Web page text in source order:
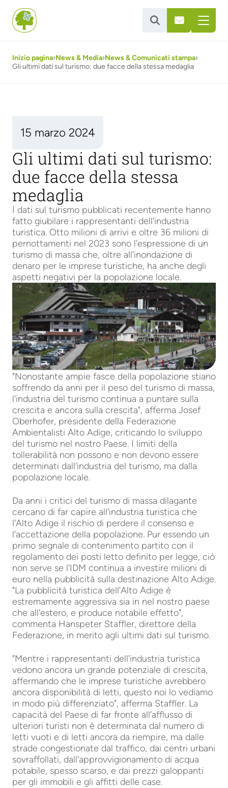
 
Inizio pagina›News & Media›News & Comunicati stampa›
Gli ultimi dati sul turismo: due facce della stessa medaglia
15 marzo 2024
Gli ultimi dati sul turismo:
due facce della stessa
medaglia
I dati sul turismo pubblicati recentemente hanno
fatto giubilare i rappresentanti dell'industria
turistica. Otto milioni di arrivi e oltre 36 milioni di
pernottamenti nel 2023 sono l'espressione di un
turismo di massa che, oltre all'inondazione di
denaro per le imprese turistiche, ha anche degli
aspetti negativi per la popolazione locale.
"Nonostante ampie fasce della popolazione stiano
soffrendo da anni per il peso del turismo di massa,
l'industria del turismo continua a puntare sulla
crescita e ancora sulla crescita", afferma Josef
Oberhofer, presidente della Federazione
Ambientalisti Alto Adige, criticando lo sviluppo
del turismo nel nostro Paese. I limiti della
tollerabilità non possono e non devono essere
determinati dall'industria del turismo, ma dalla
popolazione locale.
Da anni i critici del turismo di massa dilagante
cercano di far capire all'industria turistica che
l'Alto Adige il rischio di perdere il consenso e
l’accettazione della popolazione. Pur essendo un
primo segnale di contenimento partito con il
regolamento dei posti letto definito per legge, ciò
non serve se l'IDM continua a investire milioni di
euro nella pubblicità sulla destinazione Alto Adige.
"La pubblicità turistica dell'Alto Adige è
estremamente aggressiva sia in nel nostro paese
che all'estero, e produce notabile effetto",
commenta Hanspeter Staffler, direttore della
Federazione, in merito agli ultimi dati sul turismo.
"Mentre i rappresentanti dell'industria turistica
vedono ancora un grande potenziale di crescita,
affermando che le imprese turistiche avrebbero
ancora disponibilità di letti, questo noi lo vediamo
in modo più differenziato", afferma Staffler. La
capacità del Paese di far fronte all’afflusso di
ulteriori turisti non è determinata dal numero di
letti vuoti e di letti ancora da riempire, ma dalle
strade congestionate dal traffico, dai centri urbani
sovraffollati, dall'approvvigionamento di acqua
potabile, spesso scarso, e dai prezzi galoppanti
per gli immobili e gli affitti delle case.